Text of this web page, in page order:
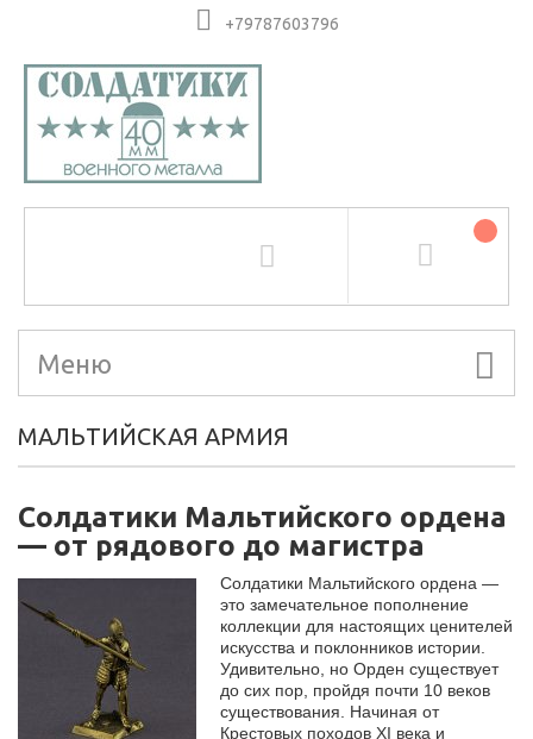
+79787603796
Меню
МАЛЬТИЙСКАЯ АРМИЯ
Солдатики Мальтийского ордена
— от рядового до магистра
Солдатики Мальтийского ордена —
это замечательное пополнение
коллекции для настоящих ценителей
искусства и поклонников истории.
Удивительно, но Орден существует
до сих пор, пройдя почти 10 веков
существования. Начиная от
Крестовых походов XI века и